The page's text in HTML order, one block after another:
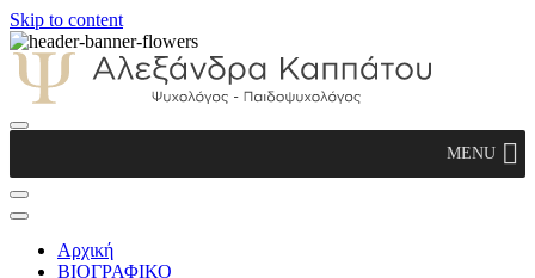
Skip to content
Παιδοψυχολόγος
MENU
Αρχική
ΒΙΟΓΡΑΦΙΚΟ